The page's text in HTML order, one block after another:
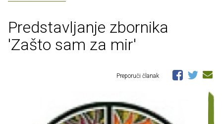
Predstavljanje zbornika
'Zašto sam za mir'
Preporuči članak